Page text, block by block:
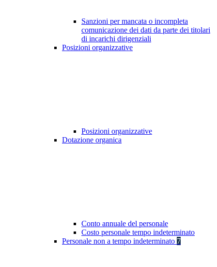
Sanzioni per mancata o incompleta
comunicazione dei dati da parte dei titolari
di incarichi dirigenziali
Posizioni organizzative
Posizioni organizzative
Dotazione organica
Conto annuale del personale
Costo personale tempo indeterminato
Personale non a tempo indeterminato 7